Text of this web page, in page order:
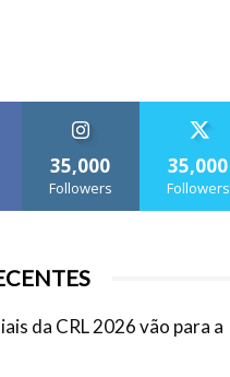
35,000
Followers
35,000
Followers
da CRL 2026 vão para a